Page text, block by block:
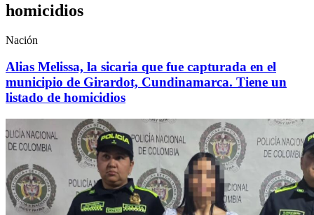
homicidios
Nación
Alias Melissa, la sicaria que fue capturada en el
municipio de Girardot, Cundinamarca. Tiene un
listado de homicidios